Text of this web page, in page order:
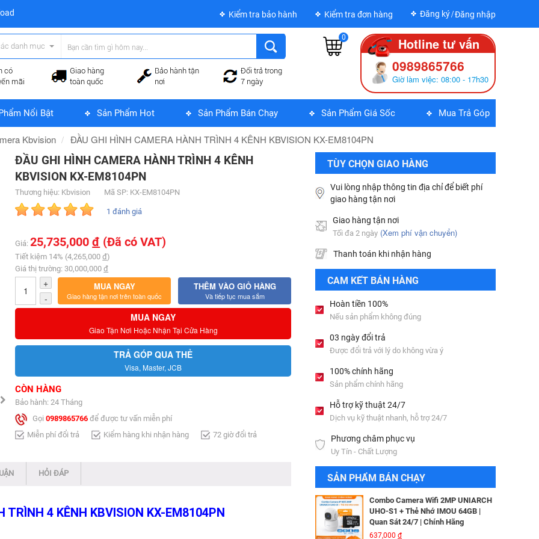
Kiểm tra bảo hành Kiểm tra đơn hàng Đăng ký Đăng nhập
danh mục
0
có
mãi
Giao hàng
toàn quốc
Bảo hành tận
nơi
Đổi trả trong
7 ngày
Hotline tư vấn
0989865766
Giờ làm việc: 08:00 - 17h30
Nổi Bật Sản Phẩm Hot Sản Phẩm Bán Chạy Sản Phẩm Giá Sốc Mua Trả Góp
Kbvision ĐẦU GHI HÌNH CAMERA HÀNH TRÌNH 4 KÊNH KBVISION KX-EM8104PN
ĐẦU GHI HÌNH CAMERA HÀNH TRÌNH 4 KÊNH
KBVISION KX-EM8104PN
Thương hiệu: Kbvision Mã SP: KX-EM8104PN
1 đánh giá
Giá:25,735,000đ (Đã có VAT)
Tiết kiệm 14% (4,265,000đ)
Giá thị trường: 30,000,000đ
+
-
MUA NGAY
Giao hàng tận nơi trên toàn quốc
THÊM VÀO GIỎ HÀNG
Và tiếp tục mua sắm
MUA NGAY
Giao Tận Nơi Hoặc Nhận Tại Cửa Hàng
TRẢ GÓP QUA THẺ
Visa, Master, JCB
CÒN HÀNG
Bảo hành: 24 Tháng
Gọi0989865766 để được tư vấn miễn phí
Miễn phí đổi trả
Kiểm hàng khi nhận hàng 72 giờ đổi trả
HỎI ĐÁP
TRÌNH 4 KÊNH KBVISION KX-EM8104PN​
TÙY CHỌN GIAO HÀNG
Vui lòng nhập thông tin địa chỉ để biết phí
giao hàng tận nơi
Giao hàng tận nơi
Tối đa 2 ngày (Xem phí vận chuyển)
Thanh toán khi nhận hàng
CAM KẾT BÁN HÀNG
Hoàn tiền 100%
Nếu sản phẩm không đúng
03 ngày đổi trả
Được đổi trả với lý do không vừa ý
100% chính hãng
Sản phẩm chính hãng
Hỗ trợ kỹ thuật 24/7
Dịch vụ kỹ thuật nhanh, hỗ trợ 24/7
Phương châm phục vụ
Uy Tín - Chất Lượng
SẢN PHẨM BÁN CHẠY
MÁY IN BROTHER DCP-B7620DW
5,690,000
MÁY IN KIM EPSON LQ310 - 01 Y
53,678,000
Bộ lưu điện UPS Online SANTAK
C6KS_LCD
2WT Kèm Thẻ Nhớ IMOU 64GB |
Xem Từ Xa | Dễ Lắp Đặt
Camera IP Wifi 2MP UNIARCH UHO-
Từ Xa | Dễ Lắp Đặt
624,000đ
Combo Camera IP Wifi UNIARCH
UHO-S2 2MP Kèm Thẻ Nhớ IMOU
64GB | Phù Hợp Nhà & Cửa Hàng
583,000 đ
Combo Camera Wifi 2MP UNIARCH
UHO-S1 + Thẻ Nhớ IMOU 64GB |
Quan Sát 24/7 | Chính Hãng
637,000 đ
Camera IP Dome 4.0 Megapixel
HIKVISION DS-2CD2346G2-ISU/SL​
3,256,000
Camera IP HIKVISION DS-
3,344,000đ
Camera IP Turret 4MP Hikvision DS-
2CD2343G2-LI2U
2,326,000
Camera IP AcuSense thân trụ 2MP